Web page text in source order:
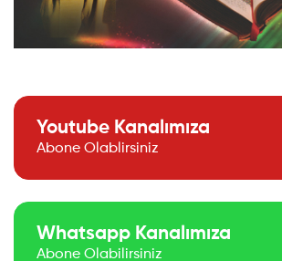
Youtube Kanalımıza
Abone Olablirsiniz
Whatsapp Kanalımıza
Abone Olabilirsiniz